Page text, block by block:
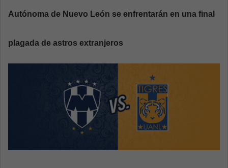
m
i
Autónoma de Nuevo León se enfrentarán en una final
plagada de astros extranjeros